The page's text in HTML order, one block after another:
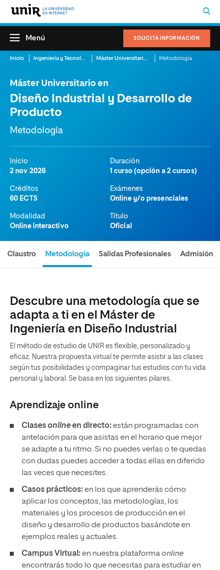
SOLICITA INFORMACIÓN
Menú
Inicio Ingeniería y Tecnología Máster Universitario en Diseño Industrial y Desarrollo de Producto Metodología
Máster Universitario en
Diseño Industrial y Desarrollo de
Producto
Metodología
Inicio
2 nov 2026
Duración
1 curso (opción a 2 cursos)
Créditos
60 ECTS
Exámenes
Online y/o presenciales
Modalidad
Online interactivo
Título
Oficial
Claustro Metodología Salidas Profesionales Admisión
Descubre una metodología que se
adapta a ti en el Máster de
Ingeniería en Diseño Industrial
El método de estudio de UNIR es flexible, personalizado y
eficaz. Nuestra propuesta virtual te permite asistir a las clases
según tus posibilidades y compaginar tus estudios con tu vida
personal y laboral. Se basa en los siguientes pilares.
Aprendizaje online
Clasesonlineen directo: están programadas con
antelación para que asistas en el horario que mejor
se adapte a tu ritmo. Si no puedes verlas o te quedas
con dudas puedes acceder a todas ellas en diferido
las veces que necesites.
Casos prácticos: en los que aprenderás cómo
aplicar los conceptos, las metodologías, los
materiales y los procesos de producción en el
diseño y desarrollo de productos basándote en
ejemplos reales y actuales.
Campus Virtual: en nuestra plataformaonline
encontrarás todo lo que necesitas para estudiar en